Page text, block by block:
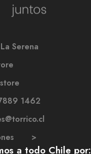
Serena
1462
>
a todo Chile por: